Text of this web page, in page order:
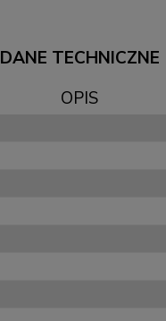
DANE TECHNICZNE
OPIS